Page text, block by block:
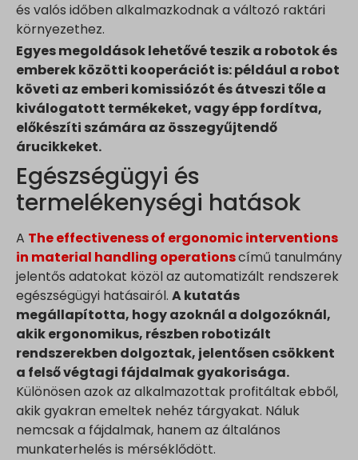
és valós időben alkalmazkodnak a változó raktári
környezethez.
Egyes megoldások lehetővé teszik a robotok és
emberek közötti kooperációt is: például a robot
követi az emberi komissiózót és átveszi tőle a
kiválogatott termékeket, vagy épp fordítva,
előkészíti számára az összegyűjtendő
árucikkeket.
Egészségügyi és
termelékenységi hatások
A The effectiveness of ergonomic interventions
in material handling operationscímű tanulmány
jelentős adatokat közöl az automatizált rendszerek
egészségügyi hatásairól. A kutatás
megállapította, hogy azoknál a dolgozóknál,
akik ergonomikus, részben robotizált
rendszerekben dolgoztak, jelentősen csökkent
a felső végtagi fájdalmak gyakorisága.
Különösen azok az alkalmazottak profitáltak ebből,
akik gyakran emeltek nehéz tárgyakat. Náluk
nemcsak a fájdalmak, hanem az általános
munkaterhelés is mérséklődött.